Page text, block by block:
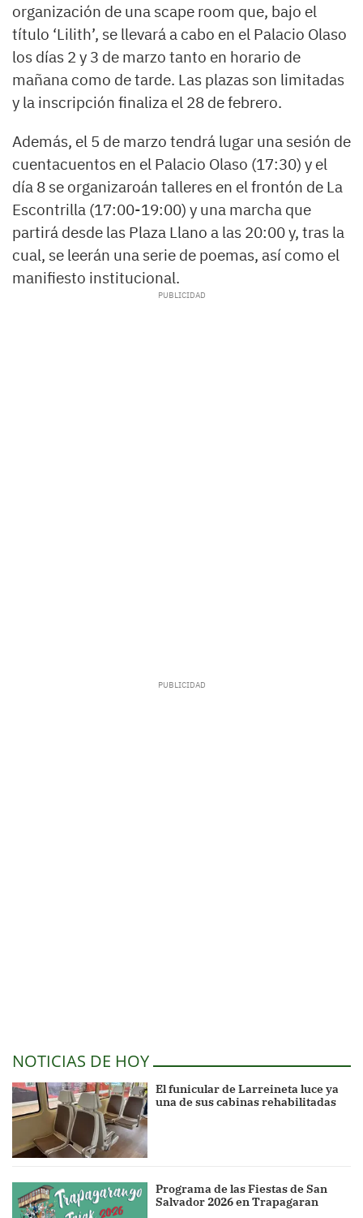
organización de una scape room que, bajo el
título ‘Lilith’, se llevará a cabo en el Palacio Olaso
los días 2 y 3 de marzo tanto en horario de
mañana como de tarde. Las plazas son limitadas
y la inscripción finaliza el 28 de febrero.
Además, el 5 de marzo tendrá lugar una sesión de
cuentacuentos en el Palacio Olaso (17:30) y el
día 8 se organizaroán talleres en el frontón de La
Escontrilla (17:00-19:00) y una marcha que
partirá desde las Plaza Llano a las 20:00 y, tras la
cual, se leerán una serie de poemas, así como el
manifiesto institucional.
NOTICIAS DE HOY
El funicular de Larreineta luce ya
una de sus cabinas rehabilitadas
Programa de las Fiestas de San
Salvador 2026 en Trapagaran